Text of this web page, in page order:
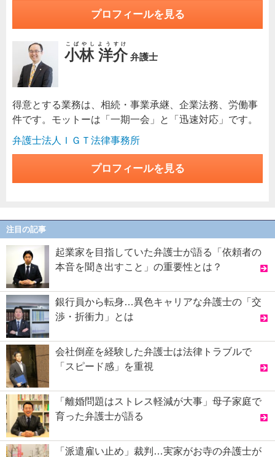
プロフィールを見る
小林 洋介
こばやしようすけ
弁護士
得意とする業務は、相続・事業承継、企業法務、労働事
件です。モットーは「一期一会」と「迅速対応」です。
弁護士法人ＩＧＴ法律事務所
プロフィールを見る
注目の記事
起業家を目指していた弁護士が語る「依頼者の
本音を聞き出すこと」の重要性とは？
銀行員から転身…異色キャリアな弁護士の「交
渉・折衝力」とは
会社倒産を経験した弁護士は法律トラブルで
「スピード感」を重視
「離婚問題はストレス軽減が大事」母子家庭で
育った弁護士が語る
「派遣雇い止め」裁判…実家がお寺の弁護士が